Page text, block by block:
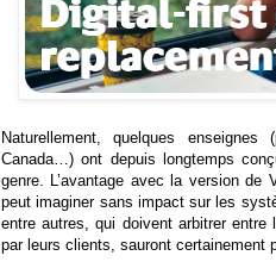
Naturellement, quelques enseignes
Canada…) ont depuis longtemps
genre. L’avantage avec la version
peut imaginer sans impact sur les
entre autres, qui doivent arbitrer entre
par leurs clients, sauront certainement